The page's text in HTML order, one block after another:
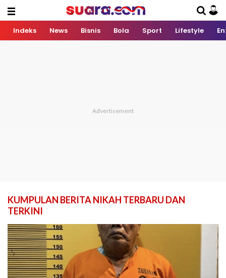
Indeks News Bisnis Bola Sport Lifestyle
KUMPULAN BERITA NIKAH TERBARU DAN
TERKINI